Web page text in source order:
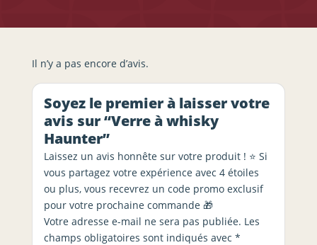
Il n’y a pas encore d’avis.
Soyez le premier à laisser votre
avis sur “Verre à whisky
Haunter”
Laissez un avis honnête sur votre produit ! ⭐ Si
vous partagez votre expérience avec 4 étoiles
ou plus, vous recevrez un code promo exclusif
pour votre prochaine commande 🎁
Votre adresse e-mail ne sera pas publiée. Les
champs obligatoires sont indiqués avec *